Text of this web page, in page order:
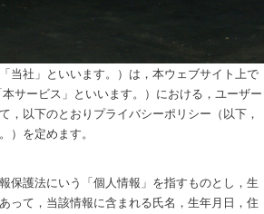
当社」といいます。）は，本ウェブサイト上で
サービス」といいます。）における，ユーザー
，以下のとおりプライバシーポリシー（以下，
）を定めます。
保護法にいう「個人情報」を指すものとし，生
って，当該情報に含まれる氏名，生年月日，住